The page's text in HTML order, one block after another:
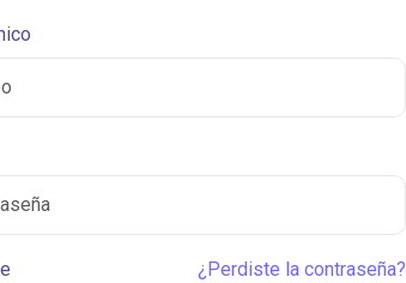
¿Perdiste la contraseña?